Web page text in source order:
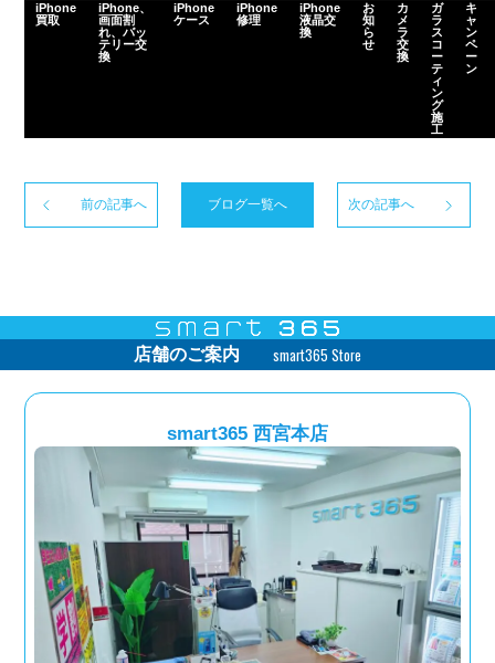
iPhone
買取
iPhone、
画面割
れ、バッ
テリー交
換
iPhone
ケース
iPhone
修理
iPhone
液晶交
換
お
知
ら
せ
カ
メ
ラ
交
換
ガ
ラ
ス
コ
ー
テ
ィ
ン
グ
施
工
キ
ャ
ン
ペ
ー
ン
前の記事へ ブログ一覧へ 次の記事へ
店舗のご案内 smart365 Store
smart365 西宮本店